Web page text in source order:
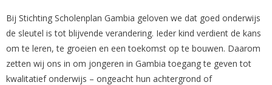
Bij Stichting Scholenplan Gambia geloven we dat goed onderwijs
de sleutel is tot blijvende verandering. Ieder kind verdient de kans
om te leren, te groeien en een toekomst op te bouwen. Daarom
zetten wij ons in om jongeren in Gambia toegang te geven tot
kwalitatief onderwijs – ongeacht hun achtergrond of